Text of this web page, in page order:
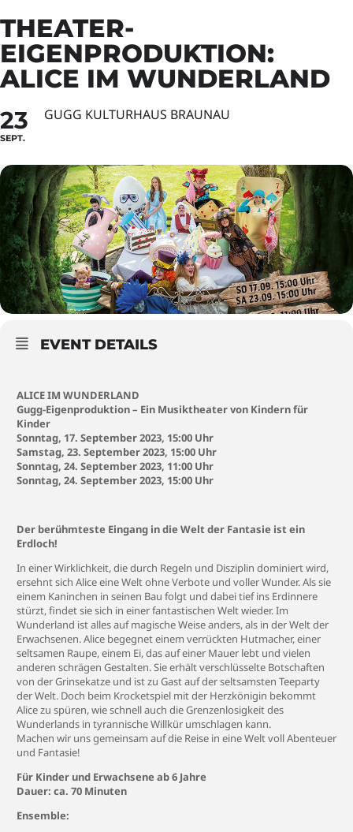
THEATER-
EIGENPRODUKTION:
ALICE IM WUNDERLAND
23
SEPT.
GUGG KULTURHAUS BRAUNAU
EVENT DETAILS
ALICE IM WUNDERLAND
Gugg-Eigenproduktion – Ein Musiktheater von Kindern für
Kinder
Sonntag, 17. September 2023, 15:00 Uhr
Samstag, 23. September 2023, 15:00 Uhr
Sonntag, 24. September 2023, 11:00 Uhr
Sonntag, 24. September 2023, 15:00 Uhr
Der berühmteste Eingang in die Welt der Fantasie ist ein
Erdloch!
In einer Wirklichkeit, die durch Regeln und Disziplin dominiert wird,
ersehnt sich Alice eine Welt ohne Verbote und voller Wunder. Als sie
einem Kaninchen in seinen Bau folgt und dabei tief ins Erdinnere
stürzt, findet sie sich in einer fantastischen Welt wieder. Im
Wunderland ist alles auf magische Weise anders, als in der Welt der
Erwachsenen. Alice begegnet einem verrückten Hutmacher, einer
seltsamen Raupe, einem Ei, das auf einer Mauer lebt und vielen
anderen schrägen Gestalten. Sie erhält verschlüsselte Botschaften
von der Grinsekatze und ist zu Gast auf der seltsamsten Teeparty
der Welt. Doch beim Krocketspiel mit der Herzkönigin bekommt
Alice zu spüren, wie schnell auch die Grenzenlosigkeit des
Wunderlands in tyrannische Willkür umschlagen kann.
Machen wir uns gemeinsam auf die Reise in eine Welt voll Abenteuer
und Fantasie!
Für Kinder und Erwachsene ab 6 Jahre
Dauer: ca. 70 Minuten
Ensemble: